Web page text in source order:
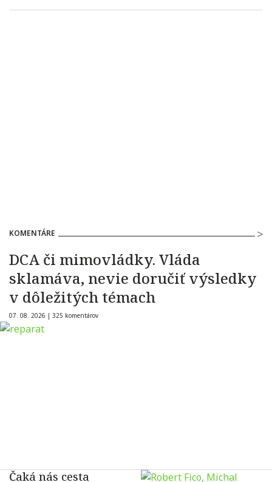
KOMENTÁRE
DCA či mimovládky. Vláda
sklamáva, nevie doručiť výsledky
v dôležitých témach
07. 08. 2026 | 325 komentárov
Čaká nás cesta